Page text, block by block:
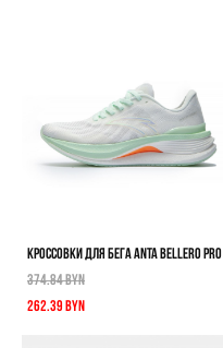
КРОССОВКИ ДЛЯ БЕГА ANTA BELLERO PRO
374.84 BYN
262.39 BYN